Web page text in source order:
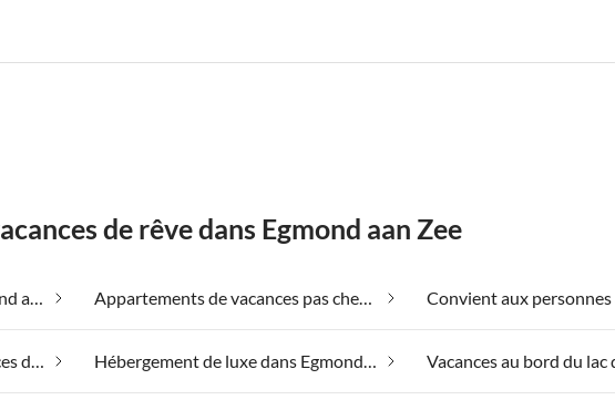
de rêve dans Egmond aan Zee
Adapté aux familles dans Egmond aan Zee Appartements de vacances pas chers dans Egmond aan Zee
Emmener votre chien en vacances dans Egmond aan Zee Hébergement de luxe dans Egmond aan Zee